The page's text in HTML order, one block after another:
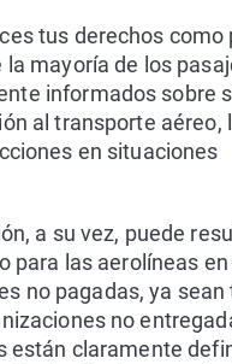
tus derechos como
la mayoría de los
informados sobre
al transporte aéreo,
en situaciones
a su vez, puede
para las aerolíneas
no pagadas, ya
no
están claramente